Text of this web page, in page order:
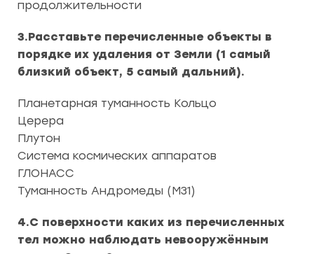
продолжительности
3.Расставьте перечисленные объекты в
порядке их удаления от Земли (1 самый
близкий объект, 5 самый дальний).
Планетарная туманность Кольцо
Церера
Плутон
Система космических аппаратов
ГЛОНАСС
Туманность Андромеды (M31)
4.С поверхности каких из перечисленных
тел можно наблюдать невооружённым